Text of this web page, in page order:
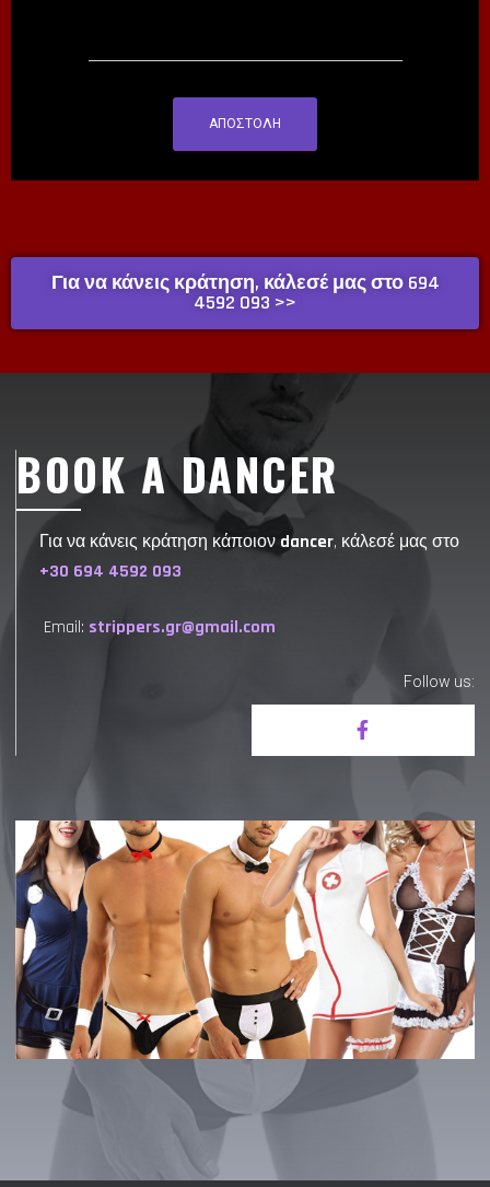
Για να κάνεις κράτηση, κάλεσέ μας στο 694
4592 093 >>
BOOK A DANCER
Για να κάνεις κράτηση κάποιον dancer, κάλεσέ μας στο
+30 694 4592 093
Email: strippers.gr@gmail.com
Follow us: